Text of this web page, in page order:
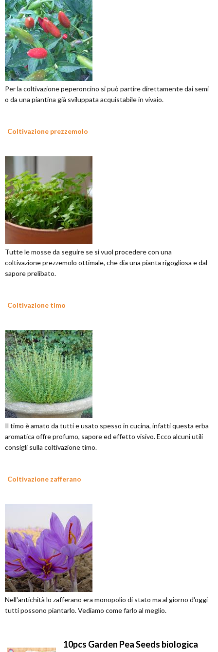
Per la coltivazione peperoncino si può partire direttamente dai semi
o da una piantina già sviluppata acquistabile in vivaio.
Coltivazione prezzemolo
Tutte le mosse da seguire se si vuol procedere con una
coltivazione prezzemolo ottimale, che dia una pianta rigogliosa e dal
sapore prelibato.
Coltivazione timo
Il timo è amato da tutti e usato spesso in cucina, infatti questa erba
aromatica offre profumo, sapore ed effetto visivo. Ecco alcuni utili
consigli sulla coltivazione timo.
Coltivazione zafferano
Nell'antichità lo zafferano era monopolio di stato ma al giorno d'oggi
tutti possono piantarlo. Vediamo come farlo al meglio.
10pcs Garden Pea Seeds biologica